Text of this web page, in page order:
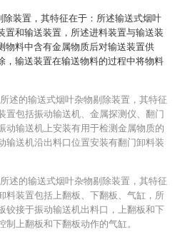
除装置，其特征在于：所述输送式烟叶
置和输送装置，所述进料装置与输送装
物料中含有金属物质后对输送装置供
，输送装置在输送物料的过程中将物料
述的输送式烟叶杂物剔除装置，其特征
置包括振动输送机、金属探测仪、翻门
动输送机上安装有用于检测金属物质的
输送机沿出料口位置安装有翻门卸料装
述的输送式烟叶杂物剔除装置，其特征
料装置包括上翻板、下翻板、气缸，所
铰接于振动输送机出料口，上翻板和下
制上翻板和下翻板动作的气缸。